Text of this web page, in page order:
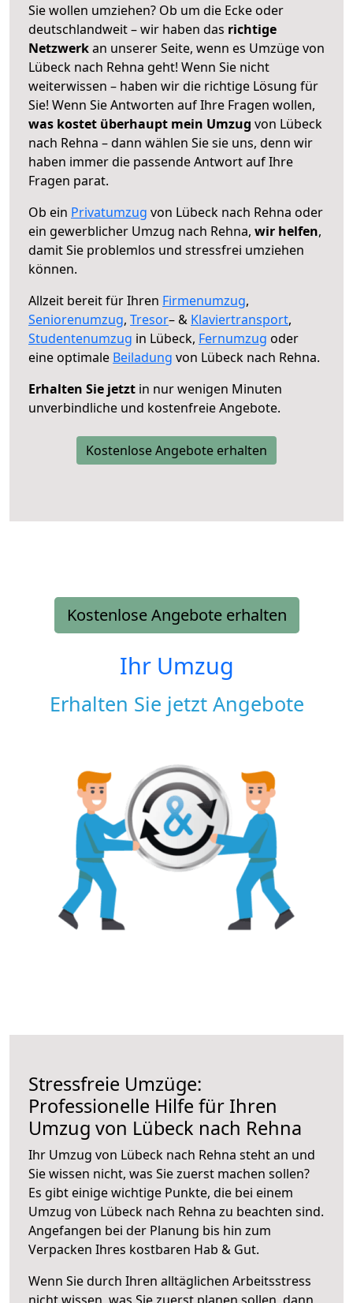
Sie wollen umziehen? Ob um die Ecke oder
deutschlandweit – wir haben das richtige
Netzwerkan unserer Seite, wenn es Umzüge von
Lübeck nach Rehna geht! Wenn Sie nicht
weiterwissen – haben wir die richtige Lösung für
Sie! Wenn Sie Antworten auf Ihre Fragen wollen,
was kostet überhaupt mein Umzug von Lübeck
nach Rehna – dann wählen Sie sie uns, denn wir
haben immer die passende Antwort auf Ihre
Fragen parat.
Ob ein Privatumzug von Lübeck nach Rehna oder
ein gewerblicher Umzug nach Rehna, wir helfen,
damit Sie problemlos und stressfrei umziehen
können.
Allzeit bereit für Ihren Firmenumzug,
Seniorenumzug, Tresor– & Klaviertransport,
Studentenumzug in Lübeck, Fernumzug oder
eine optimale Beiladung von Lübeck nach Rehna.
Erhalten Sie jetzt in nur wenigen Minuten
unverbindliche und kostenfreie Angebote.
Kostenlose Angebote erhalten
Kostenlose Angebote erhalten
Ihr Umzug
Erhalten Sie jetzt Angebote
Stressfreie Umzüge:
Professionelle Hilfe für Ihren
Umzug von Lübeck nach Rehna
Ihr Umzug von Lübeck nach Rehna steht an und
Sie wissen nicht, was Sie zuerst machen sollen?
Es gibt einige wichtige Punkte, die bei einem
Umzug von Lübeck nach Rehna zu beachten sind.
Angefangen bei der Planung bis hin zum
Verpacken Ihres kostbaren Hab & Gut.
Wenn Sie durch Ihren alltäglichen Arbeitsstress